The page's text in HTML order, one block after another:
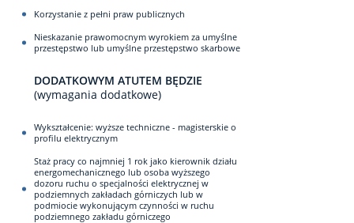
Korzystanie z pełni praw publicznych
Nieskazanie prawomocnym wyrokiem za umyślne
przestępstwo lub umyślne przestępstwo skarbowe
DODATKOWYM ATUTEM BĘDZIE
(wymagania dodatkowe)
Wykształcenie: wyższe techniczne - magisterskie o
profilu elektrycznym
Staż pracy co najmniej 1 rok jako kierownik działu
energomechanicznego lub osoba wyższego
dozoru ruchu o specjalności elektrycznej w
podziemnych zakładach górniczych lub w
podmiocie wykonującym czynności w ruchu
podziemnego zakładu górniczego